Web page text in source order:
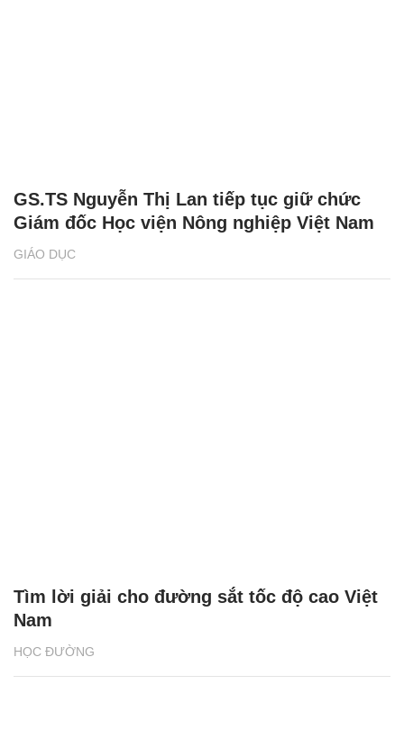
GIÁO DỤC
GS.TS Nguyễn Thị Lan tiếp tục giữ chức
Giám đốc Học viện Nông nghiệp Việt Nam
HỌC ĐƯỜNG
Tìm lời giải cho đường sắt tốc độ cao Việt
Nam